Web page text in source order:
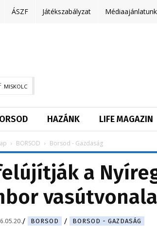
ÁSZF Játékszabályzat Médiaajánlatunk
MISKOLC
HAZÁNK LIFE MAGAZIN
BORSOD Borsod - Gazdaság
a
BORSOD BORSOD - GAZDASÁG